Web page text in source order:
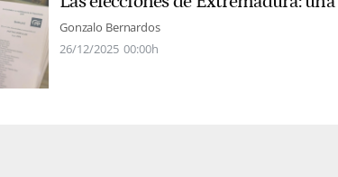
Gonzalo Bernardos
26/12/2025 00:00h